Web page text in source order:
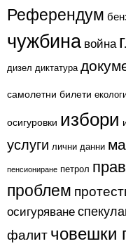
Референдум
чужбина война
дизел диктатура
самолетни билети
осигуровки избори
услуги лични данни
пенсиониране петрол
проблем
осигуряване
фалитчовешки